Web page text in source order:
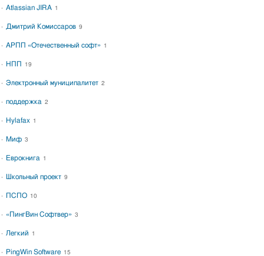
Atlassian JIRA 1
Дмитрий Комиссаров 9
АРПП «Отечественный софт» 1
НПП 19
Электронный муниципалитет 2
поддержка 2
Hylafax 1
Миф 3
Еврокнига 1
Школьный проект 9
ПСПО 10
«ПингВин Софтвер» 3
Легкий 1
PingWin Software 15